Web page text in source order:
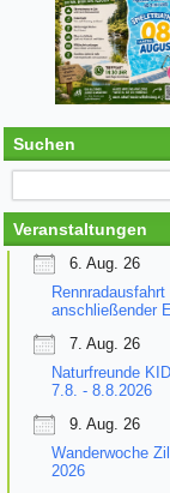
Suchen
Veranstaltungen
6. Aug. 26
anschließender
7. Aug. 26
Naturfreunde
7.8. - 8.8.2026
9. Aug. 26
Wanderwoche
2026